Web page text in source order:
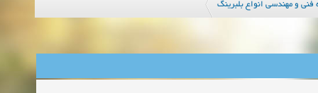
فنی و مهندسی انواع بلبرینگ